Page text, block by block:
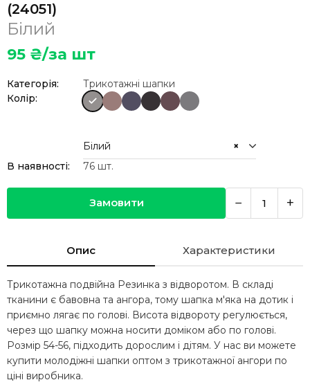
(24051)
Білий
95 ₴/за шт
Категорія:
Трикотажні шапки
Колір:
×
Білий
В наявності:
76 шт.
Замовити − +
Опис Характеристики
Трикотажна подвійна Резинка з відворотом. В складі
тканини є бавовна та ангора, тому шапка м'яка на дотик і
приємно лягає по голові. Висота відвороту регулюється,
через що шапку можна носити доміком або по голові.
Розмір 54-56, підходить дорослим і дітям. У нас ви можете
купити молодіжні шапки оптом з трикотажної ангори по
ціні виробника.